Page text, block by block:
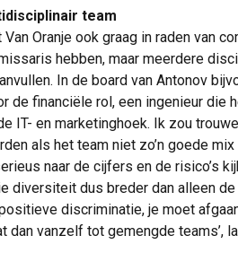
team
Van Oranje ook graag in raden van
hebben, maar meerdere
In de board van Antonov
de financiële rol, een ingenieur die
IT- en marketinghoek. Ik zou
als het team niet zo’n goede
naar de cijfers en de risico’s
diversiteit dus breder dan alleen
discriminatie, je moet
dan vanzelf tot gemengde teams’,